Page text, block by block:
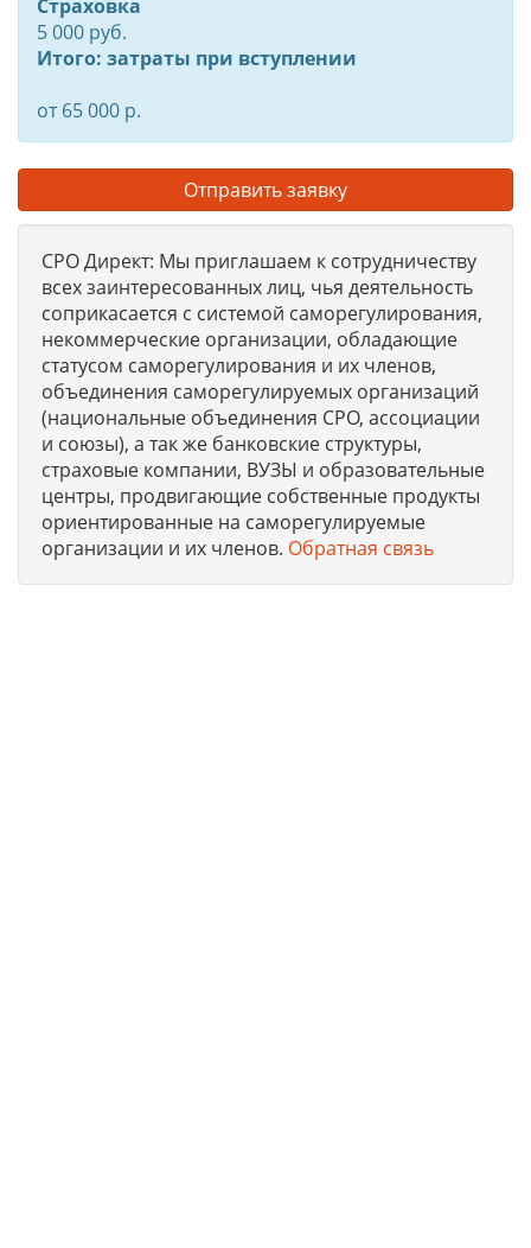
Страховка
5 000 руб.
Итого: затраты при вступлении
от 65 000 р.
Отправить заявку
СРО Директ: Мы приглашаем к сотрудничеству
всех заинтересованных лиц, чья деятельность
соприкасается с системой саморегулирования,
некоммерческие организации, обладающие
статусом саморегулирования и их членов,
объединения саморегулируемых организаций
(национальные объединения СРО, ассоциации
и союзы), а так же банковские структуры,
страховые компании, ВУЗЫ и образовательные
центры, продвигающие собственные продукты
ориентированные на саморегулируемые
организации и их членов. Обратная связь